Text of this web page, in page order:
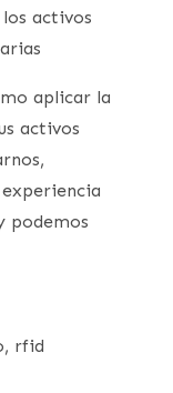
activos
aplicar la
activos
podemos
rfid